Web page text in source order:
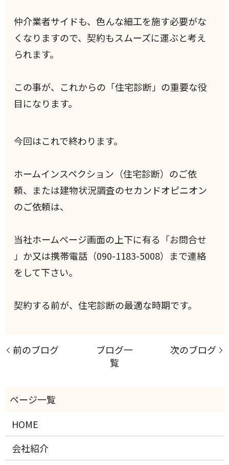
仲介業者サイドも、色んな細工を施す必要がな
くなりますので、契約もスムーズに運ぶと考え
られます。
この事が、これからの「住宅診断」の重要な役
目になります。
今回はこれで終わります。
ホームインスペクション（住宅診断）のご依
頼、または建物状況調査のセカンドオピニオン
のご依頼は、
当社ホームページ画面の上下に有る「お問合せ
」か又は携帯電話（090-1183-5008）まで連絡
をして下さい。
契約する前が、住宅診断の最適な時期です。
前のブログ
ブログ一
覧
次のブログ
HOME
会社紹介